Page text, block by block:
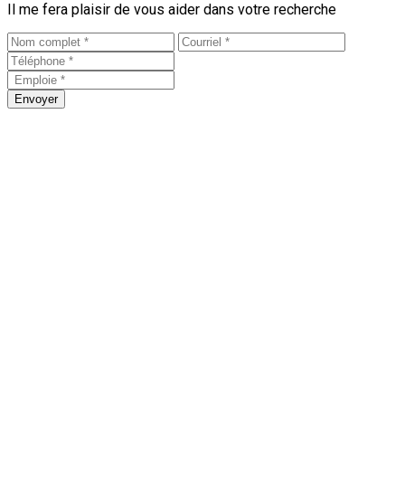
Il me fera plaisir de vous aider dans votre recherche
Envoyer